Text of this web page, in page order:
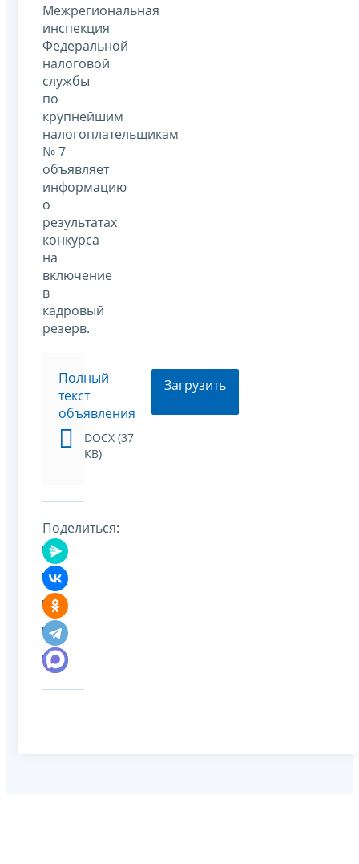
Межрегиональная
инспекция
Федеральной
налоговой
службы
по
крупнейшим
налогоплательщикам
№ 7
объявляет
информацию
о
результатах
конкурса
на
включение
в
кадровый
резерв.
Полный
текст
объявления
DOCX (37
KB)
Загрузить
Поделиться: